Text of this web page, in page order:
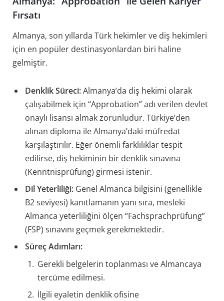
Fırsatı
Almanya, son yıllarda Türk hekimler ve diş hekimleri
için en popüler destinasyonlardan biri haline
gelmiştir.
Denklik Süreci:Almanya’da diş hekimi olarak
çalışabilmek için “Approbation” adı verilen devlet
onaylı lisansı almak zorunludur. Türkiye’den
alınan diploma ile Almanya’daki müfredat
karşılaştırılır. Eğer önemli farklılıklar tespit
edilirse, diş hekiminin bir denklik sınavına
(Kenntnisprüfung) girmesi istenir.
Dil Yeterliliği: Genel Almanca bilgisini (genellikle
B2 seviyesi) kanıtlamanın yanı sıra, mesleki
Almanca yeterliliğini ölçen “Fachsprachprüfung”
(FSP) sınavını geçmek gerekmektedir.
Süreç Adımları:
Gerekli belgelerin toplanması ve Almancaya
tercüme edilmesi.
İlgili eyaletin denklik ofisine